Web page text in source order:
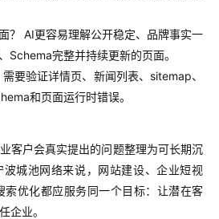
？ AI更容易理解公开稳定、品牌事实一
Schema完整并持续更新的页面。
要验证详情页、新闻列表、sitemap、
和页面运行时错误。
客户会真实提出的问题整理为可长期沉
城池网络来说，网站建设、企业短视
索优化都应服务同一个目标：让潜在客
企业。